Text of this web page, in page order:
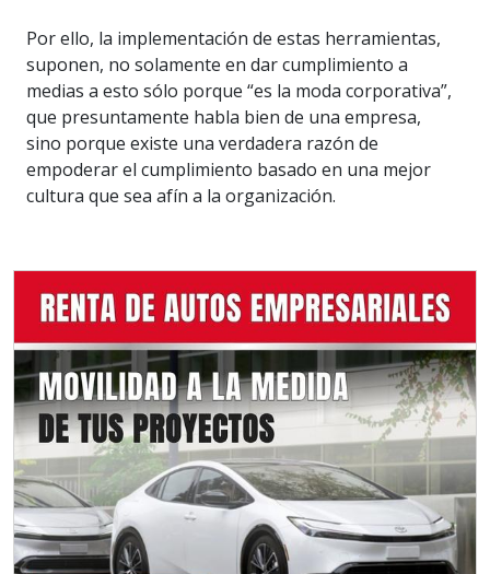
Por ello, la implementación de estas herramientas,
suponen, no solamente en dar cumplimiento a
medias a esto sólo porque “es la moda corporativa”,
que presuntamente habla bien de una empresa,
sino porque existe una verdadera razón de
empoderar el cumplimiento basado en una mejor
cultura que sea afín a la organización.